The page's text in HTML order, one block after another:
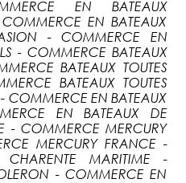
EN BATEAUX
EN BATEAUX
- COMMERCE EN
- COMMERCE BATEAUX
BATEAUX TOUTES
BATEAUX TOUTES
COMMERCE EN BATEAUX
EN BATEAUX DE
- COMMERCE MERCURY
MERCURY FRANCE -
CHARENTE MARITIME -
- COMMERCE EN